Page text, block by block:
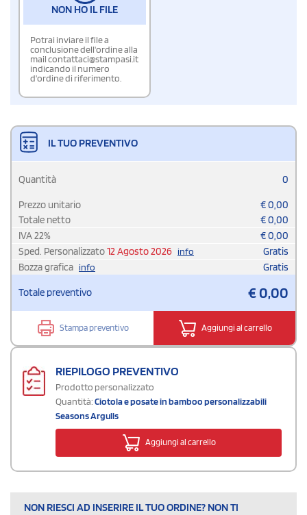
NON HO IL FILE
Potrai inviare il file a
conclusione dell'ordine alla
mail contattaci@stampasi.it
indicando il numero
d'ordine di riferimento.
IL TUO PREVENTIVO
Quantità 0
Prezzo unitario €0,00
Totale netto
€0,00
IVA22% €0,00
Sped. Personalizzato12 Agosto 2026 info
Gratis
Bozza grafica info Gratis
Totale preventivo €0,00
Stampa preventivo Aggiungi al carrello
RIEPILOGO PREVENTIVO
Prodotto personalizzato
Quantità:Ciotola e posate in bamboo personalizzabili
Seasons Argulls
Aggiungi al carrello
NON RIESCI AD INSERIRE IL TUO ORDINE? NON TI